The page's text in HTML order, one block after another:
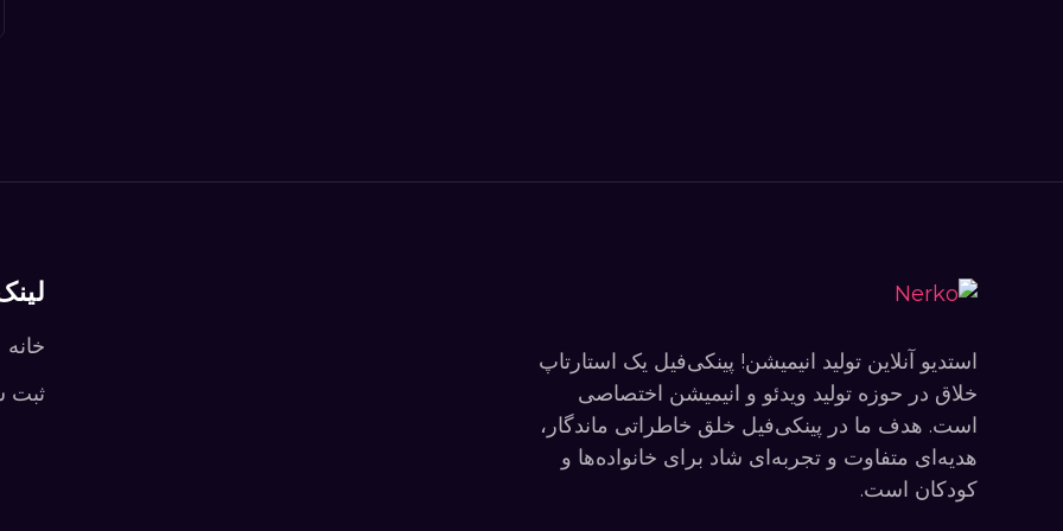
استدیو آنلاین تولید انیمیشن! پینکی‌فیل یک استارتاپ
خلاق در حوزه تولید ویدئو و انیمیشن اختصاصی
است. هدف ما در پینکی‌فیل خلق خاطراتی ماندگار،
هدیه‌ای متفاوت و تجربه‌ای شاد برای خانواده‌ها و
کودکان است.
خانه
ثبت